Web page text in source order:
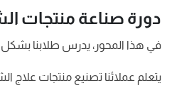
دورة صناعة منتجات
في هذا المحور، يدرس طلابنا
يتعلم عملائنا تصنيع منتجات علاج